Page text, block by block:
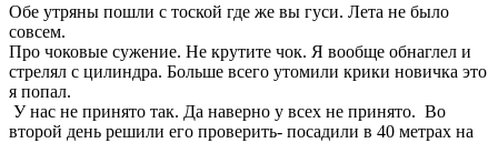
Обе утряны пошли с тоской где же вы гуси. Лета не было
совсем.
Про чоковые сужение. Не крутите чок. Я вообще обнаглел и
стрелял с цилиндра. Больше всего утомили крики новичка это
я попал.
У нас не принято так. Да наверно у всех не принято. Во
второй день решили его проверить- посадили в 40 метрах на